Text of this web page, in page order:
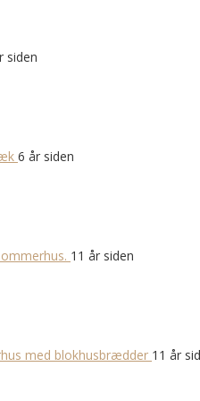
siden
6 år siden
11 år siden
med blokhusbrædder 11 år